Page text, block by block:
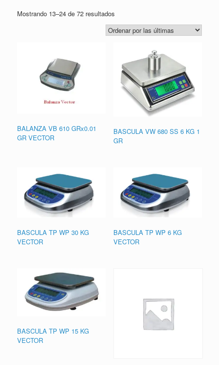
Mostrando 13–24 de 72 resultados
latest
BALANZA VB 610 GRx0.01
GR VECTOR
BASCULA VW 680 SS 6 KG 1
GR
BASCULA TP WP 30 KG
VECTOR
BASCULA TP WP 6 KG
VECTOR
BASCULA TP WP 15 KG
VECTOR